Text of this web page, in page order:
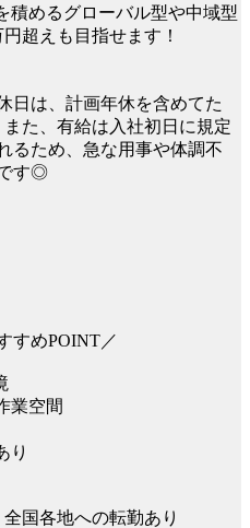
積めるグローバル型や中域型
超えも目指せます！
日は、計画年休を含めてた
また、有給は入社初日に規定
るため、急な用事や体調不
す◎
すめPOINT／
業空間
り
全国各地への転勤あり